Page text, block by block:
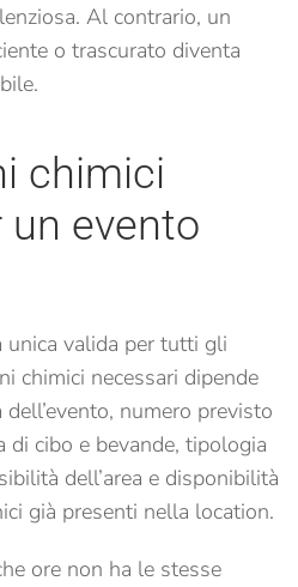
Al contrario, un
o trascurato diventa
chimici
un evento
valida per tutti gli
chimici necessari dipende
numero previsto
di cibo e bevande, tipologia
dell’area e disponibilità
già presenti nella location.
ore non ha le stesse